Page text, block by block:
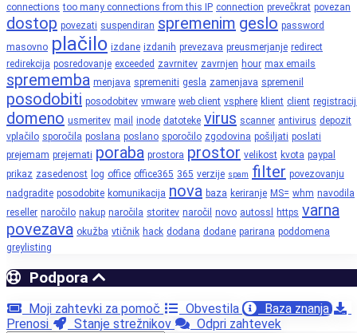
connections too many connections from this IP connection prevečkrat povezan
dostop povezati suspendiran spremenim geslo password
masovno plačilo izdane izdanih prevezava preusmerjanje redirect
redirekcija posredovanje exceeded zavrnitev zavrnjen hour max emails
sprememba menjava spremeniti gesla zamenjava spremenil
posodobiti posodobitev vmware web client vsphere klient client
domeno usmeritev mail inode datoteke virus scanner antivirus depozit
vplačilo sporočila poslana poslano sporočilo zgodovina pošiljati poslati
prejemam prejemati poraba prostora prostor velikost kvota paypal
prikaz zasedenost log office office365 365 verzije spam filter povezovanju
nadgradite posodobite komunikacija nova baza keriranje MS= whm navodila
reseller naročilo nakup naročila storitev naročil novo autossl https varna
povezava okužba vtičnik hack dodana dodane parirana poddomena
greylisting
Podpora
Moji zahtevki za pomoč Obvestila
Baza znanja
Prenosi
Stanje strežnikov Odpri zahtevek